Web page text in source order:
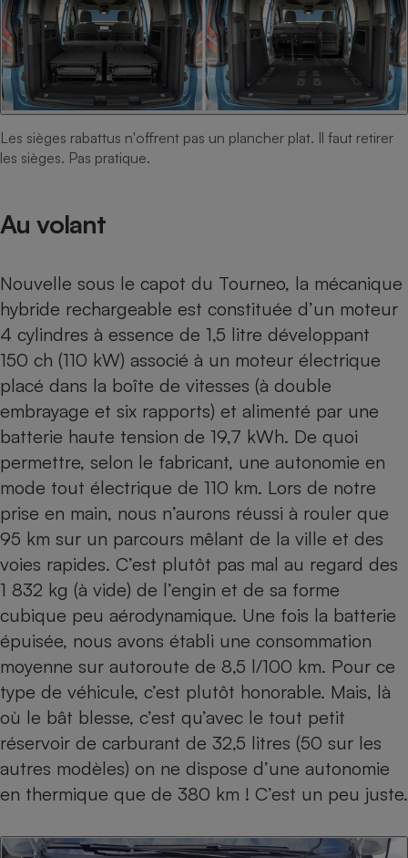
Les sièges rabattus n'offrent pas un plancher plat. Il faut retirer
les sièges. Pas pratique.
Au volant
Nouvelle sous le capot du Tourneo, la mécanique
hybride rechargeable est constituée d’un moteur
4 cylindres à essence de 1,5 litre développant
150 ch (110 kW) associé à un moteur électrique
placé dans la boîte de vitesses (à double
embrayage et six rapports) et alimenté par une
batterie haute tension de 19,7 kWh. De quoi
permettre, selon le fabricant, une autonomie en
mode tout électrique de 110 km. Lors de notre
prise en main, nous n’aurons réussi à rouler que
95 km sur un parcours mêlant de la ville et des
voies rapides. C’est plutôt pas mal au regard des
1 832 kg (à vide) de l’engin et de sa forme
cubique peu aérodynamique. Une fois la batterie
épuisée, nous avons établi une consommation
moyenne sur autoroute de 8,5 l/100 km. Pour ce
type de véhicule, c’est plutôt honorable. Mais, là
où le bât blesse, c’est qu’avec le tout petit
réservoir de carburant de 32,5 litres (50 sur les
autres modèles) on ne dispose d’une autonomie
en thermique que de 380 km ! C’est un peu juste.